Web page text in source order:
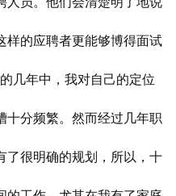
样的应聘者更能够博得面试
几年中，我对自己的定位
十分频繁。然而经过几年职
了很明确的规划，所以，十